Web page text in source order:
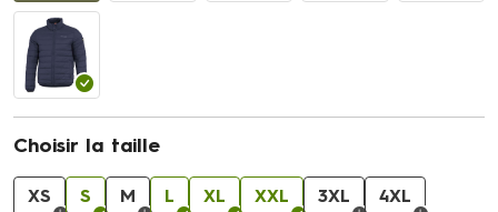
Choisir la taille
XS S M L XL XXL 3XL 4XL